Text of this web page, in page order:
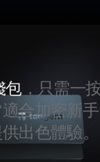
包，只需一
合加密新
出色體驗。